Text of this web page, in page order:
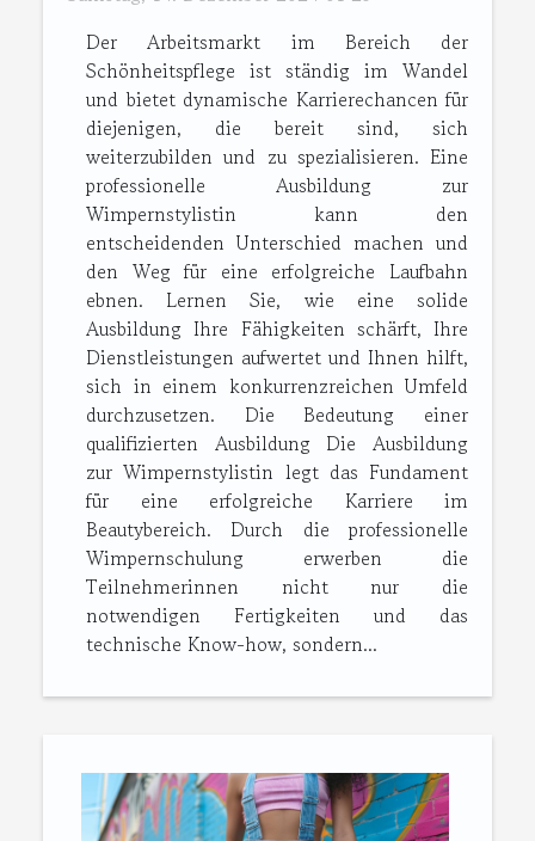
Der Arbeitsmarkt im Bereich der
Schönheitspflege ist ständig im Wandel
und bietet dynamische Karrierechancen für
diejenigen, die bereit sind, sich
weiterzubilden und zu spezialisieren. Eine
professionelle Ausbildung zur
Wimpernstylistin kann den
entscheidenden Unterschied machen und
den Weg für eine erfolgreiche Laufbahn
ebnen. Lernen Sie, wie eine solide
Ausbildung Ihre Fähigkeiten schärft, Ihre
Dienstleistungen aufwertet und Ihnen hilft,
sich in einem konkurrenzreichen Umfeld
durchzusetzen. Die Bedeutung einer
qualifizierten Ausbildung Die Ausbildung
zur Wimpernstylistin legt das Fundament
für eine erfolgreiche Karriere im
Beautybereich. Durch die professionelle
Wimpernschulung erwerben die
Teilnehmerinnen nicht nur die
notwendigen Fertigkeiten und das
technische Know-how, sondern...